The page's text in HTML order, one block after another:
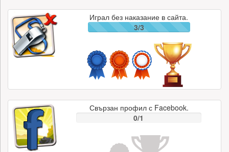
Играл без наказание в сайта.
3/3
Свързан профил с Facebook.
0/1